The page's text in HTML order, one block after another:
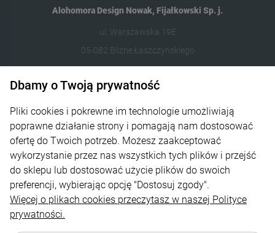
Alohomora Design Nowak, Fijałkowski Sp. j.
ul. Warszawska 19E
05-082 Blizne Łaszczyńskiego
512 106 162
Pomoc
Moje konto
Płatności i dostawa
Dbamy o Twoją prywatność
Pliki cookies i pokrewne im technologie umożliwiają
poprawne działanie strony i pomagają nam dostosować
ofertę do Twoich potrzeb. Możesz zaakceptować
wykorzystanie przez nas wszystkich tych plików i przejść
do sklepu lub dostosować użycie plików do swoich
preferencji, wybierając opcję "Dostosuj zgody".
Więcej o plikach cookies przeczytasz w naszej Polityce
prywatności.